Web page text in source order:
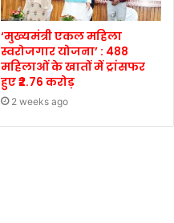
‘मुख्यमंत्री एकल महिला
स्वरोजगार योजना’ : 488
महिलाओं के खातों में ट्रांसफर
हुए ₹2.76 करोड़
2 weeks ago